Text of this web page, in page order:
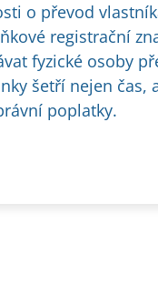
o převod
registrační
fyzické osoby
šetří nejen čas,
poplatky.